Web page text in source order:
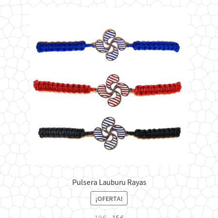
Pulsera Lauburu Rayas
¡OFERTA!